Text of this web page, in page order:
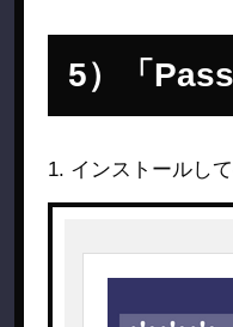
「
1. インストールし